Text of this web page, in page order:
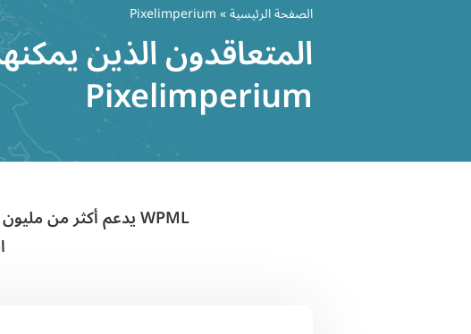
الصفحة الرئيسية» Pixelimperium
المتعاقدون الذين
Pixelimperium
WPML يدعم أكثر من مليون موقع ووردبريس متعدد اللغات لأكثر من